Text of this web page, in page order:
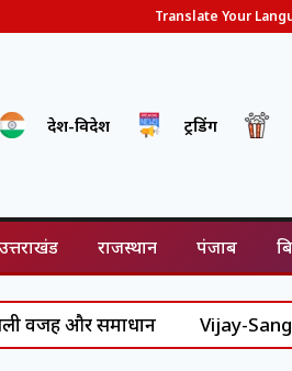
Translate Your
देश-विदेश ट्रेंडिंग
उत्तराखंड राजस्थान पंजाब
और समाधान Vijay-